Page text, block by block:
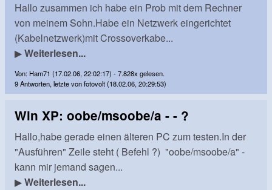
Hallo zusammen ich habe ein Prob mit dem Rechner
von meinem Sohn.Habe ein Netzwerk eingerichtet
(Kabelnetzwerk)mit Crossoverkabe...
▶Weiterlesen...
Von: Ham71 (17.02.06, 22:02:17) - 7.828x gelesen.
9 Antworten, letzte von fotovolt (18.02.06, 20:29:53)
Win XP: oobe/msoobe/a - - ?
Hallo,habe gerade einen älteren PC zum testen.In der
"Ausführen" Zeile steht ( Befehl ?) "oobe/msoobe/a" -
kann mir jemand sagen...
▶Weiterlesen...